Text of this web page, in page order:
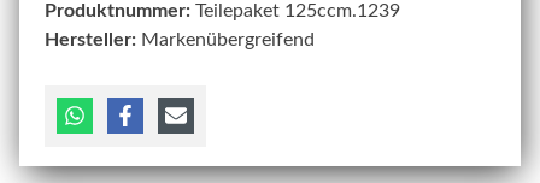
Produktnummer: Teilepaket 125ccm.1239
Hersteller: Markenübergreifend